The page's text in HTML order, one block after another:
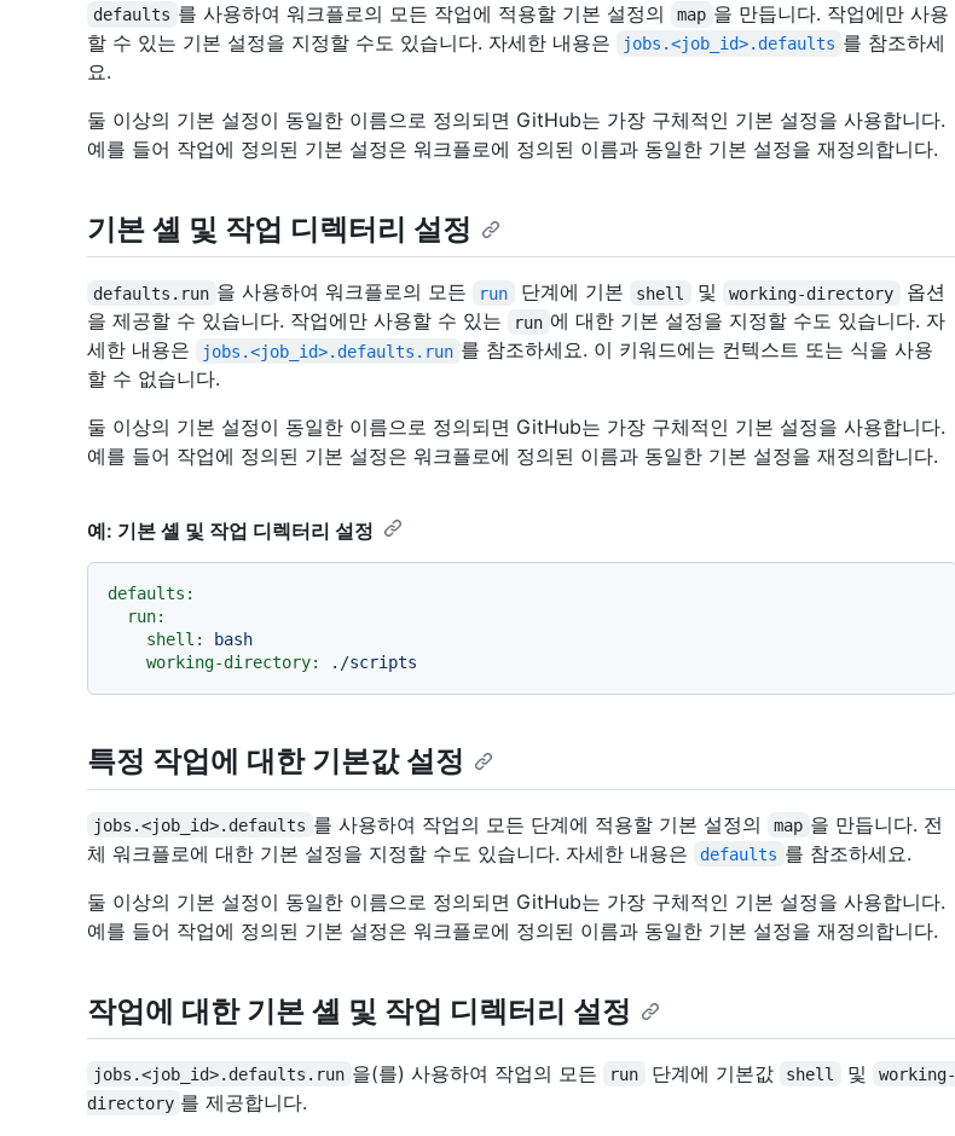
defaults 를 사용하여 워크플로의 모든 작업에 적용할 기본 설정의 map 을 만듭니다. 작업에만 사용
할 수 있는 기본 설정을 지정할 수도 있습니다. 자세한 내용은
jobs.<job_id>.defaults 를 참조하세
요.
둘 이상의 기본 설정이 동일한 이름으로 정의되면 GitHub는 가장 구체적인 기본 설정을 사용합니다.
예를 들어 작업에 정의된 기본 설정은 워크플로에 정의된 이름과 동일한 기본 설정을 재정의합니다.
기본 셸 및 작업 디렉터리 설정
defaults.run 을 사용하여 워크플로의 모든 run 단계에 기본 shell 및 working-directory
옵션
을 제공할 수 있습니다. 작업에만 사용할 수 있는
run 에 대한 기본 설정을 지정할 수도 있습니다. 자
세한 내용은
jobs.<job_id>.defaults.run 를 참조하세요. 이 키워드에는 컨텍스트 또는 식을 사용
할 수 없습니다.
둘 이상의 기본 설정이 동일한 이름으로 정의되면 GitHub는 가장 구체적인 기본 설정을 사용합니다.
예를 들어 작업에 정의된 기본 설정은 워크플로에 정의된 이름과 동일한 기본 설정을 재정의합니다.
예: 기본 셸 및 작업 디렉터리 설정
defaults:
run:
shell:
bash
working-directory:
./scripts
특정 작업에 대한 기본값 설정
jobs.<job_id>.defaults 를 사용하여 작업의 모든 단계에 적용할 기본 설정의 map 을 만듭니다. 전
체 워크플로에 대한 기본 설정을 지정할 수도 있습니다. 자세한 내용은
defaults 를 참조하세요.
둘 이상의 기본 설정이 동일한 이름으로 정의되면 GitHub는 가장 구체적인 기본 설정을 사용합니다.
예를 들어 작업에 정의된 기본 설정은 워크플로에 정의된 이름과 동일한 기본 설정을 재정의합니다.
작업에 대한 기본 셸 및 작업 디렉터리 설정
jobs.<job_id>.defaults.run 을(를) 사용하여 작업의 모든 run 단계에 기본값 shell 및
working-
directory 를 제공합니다.